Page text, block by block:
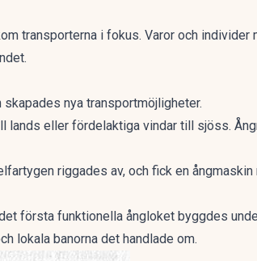
transporterna i fokus. Varor och individer
nya transportmöjligheter.
lands eller fördelaktiga vindar till sjöss.
riggades av, och fick en
första funktionella ångloket byggdes
lokala banorna det handlade om.